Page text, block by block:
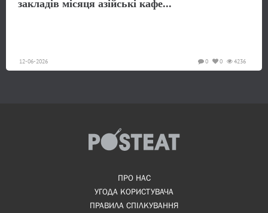
закладів місяця азійські кафе...
12-06-2026 4236
0
0
ПРО НАС
УГОДА КОРИСТУВАЧА
ПРАВИЛА СПІЛКУВАННЯ